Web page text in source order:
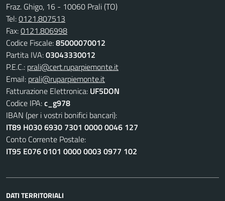
Fraz. Ghigo, 16 - 10060 Prali (TO)
Tel:0121.807513
Fax:0121.806998
Codice Fiscale:85000070012
Partita IVA:03043330012
P.E.C.: prali@cert.ruparpiemonte.it
Email: prali@ruparpiemonte.it
Fatturazione Elettronica: UF5DON
Codice IPA:c_g978
IBAN (per i vostri bonifici bancari):
IT89 H030 6930 7301 0000 0046 127
Conto Corrente Postale:
IT95 E076 0101 0000 0003 0977 102
DATI TERRITORIALI